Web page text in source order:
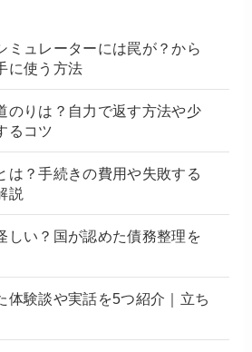
ミュレーターには罠が？から
に使う方法
のりは？自力で返す方法や少
るコツ
は？手続きの費用や失敗する
説
しい？国が認めた債務整理を
体験談や実話を5つ紹介｜立ち